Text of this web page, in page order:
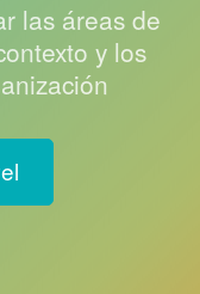
las áreas de
y los